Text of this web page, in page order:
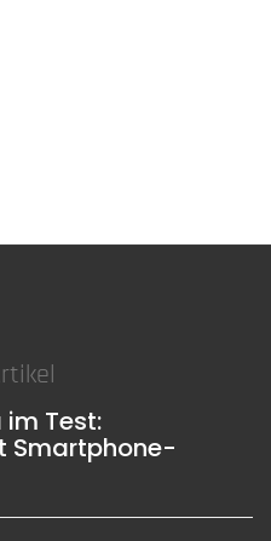
im Test:
Smartphone-